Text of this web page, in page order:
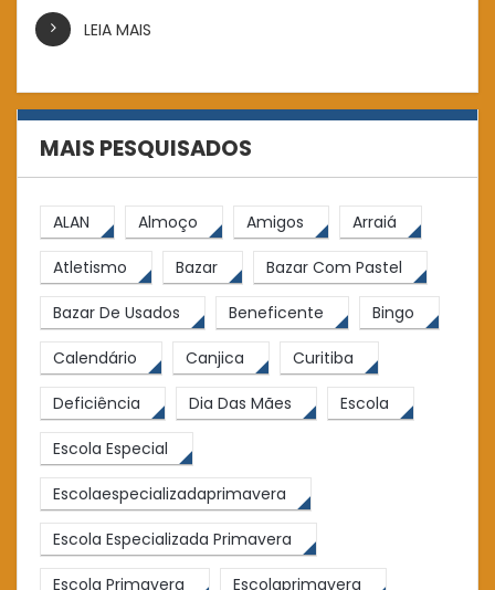
LEIA MAIS
MAIS PESQUISADOS
ALAN Almoço Amigos Arraiá
Atletismo Bazar Bazar Com Pastel
Bazar De Usados Beneficente Bingo
Calendário Canjica Curitiba
Deficiência Dia Das Mães Escola
Escola Especial
Escolaespecializadaprimavera
Escola Especializada Primavera
Escola Primavera Escolaprimavera